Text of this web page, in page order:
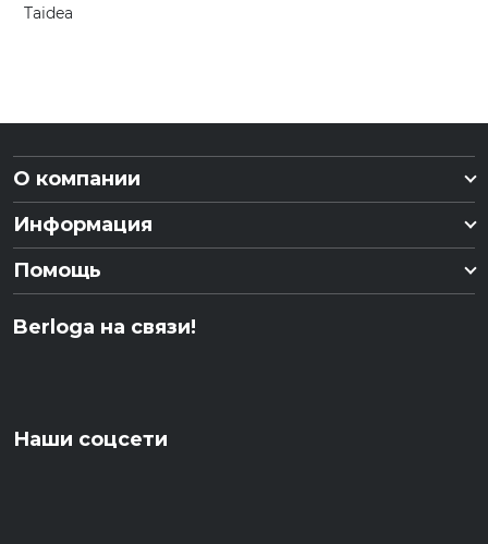
Taidea
О компании
Информация
Помощь
Berloga на связи!
Наши соцсети